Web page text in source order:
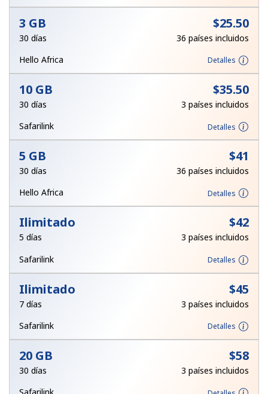
¿Olvidaste tu contraseña? →
3 GB ⁦$25.50⁩
30 días
36 países incluidos
Hello Africa
Detalles
10 GB ⁦$35.50⁩
30 días
3 países incluidos
Safarilink
Detalles
5 GB ⁦$41⁩
30 días
36 países incluidos
Hello Africa
Detalles
Ilimitado ⁦$42⁩
5 días
3 países incluidos
Safarilink
Detalles
Ilimitado ⁦$45⁩
7 días
3 países incluidos
Safarilink
Detalles
20 GB ⁦$58⁩
30 días
3 países incluidos